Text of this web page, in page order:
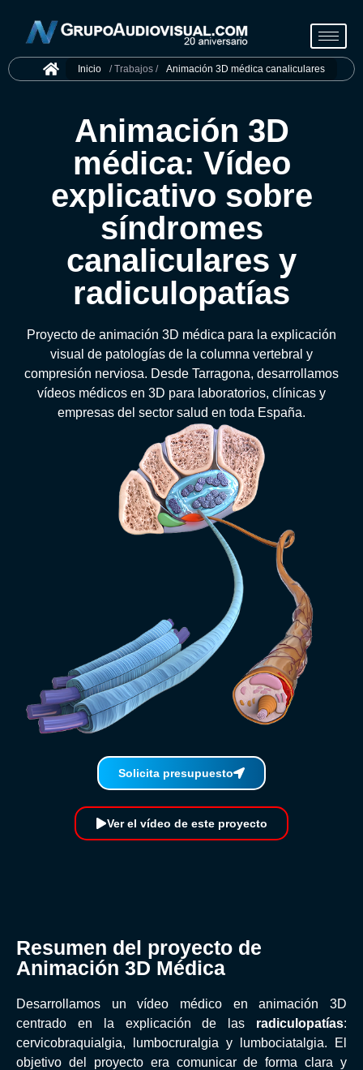
Inicio / Trabajos / Animación 3D médica canaliculares
Animación 3D
médica: Vídeo
explicativo sobre
síndromes
canaliculares y
radiculopatías
Proyecto de animación 3D médica para la explicación
visual de patologías de la columna vertebral y
compresión nerviosa. Desde Tarragona, desarrollamos
vídeos médicos en 3D para laboratorios, clínicas y
empresas del sector salud en toda España.
Solicita presupuesto
Ver el vídeo de este proyecto
Resumen del proyecto de
Animación 3D Médica
Desarrollamos un vídeo médico en animación 3D
centrado en la explicación de las radiculopatías:
cervicobraquialgia, lumbocruralgia y lumbociatalgia. El
objetivo del proyecto era comunicar de forma clara y